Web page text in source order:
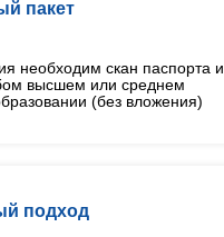
пакет
необходим скан паспорта и
высшем или среднем
(без вложения)
подход